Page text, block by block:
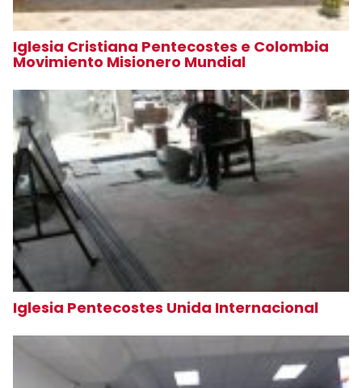
Iglesia Cristiana Pentecostes e Colombia
Movimiento Misionero Mundial
Iglesia Pentecostes Unida Internacional